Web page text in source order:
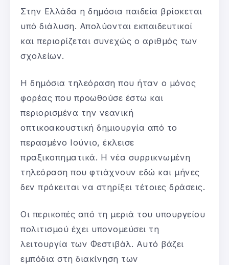
Στην Ελλάδα η δημόσια παιδεία βρίσκεται
υπό διάλυση. Απολύονται εκπαιδευτικοί
και περιορίζεται συνεχώς ο αριθμός των
σχολείων.
Η δημόσια τηλεόραση που ήταν ο μόνος
φορέας που προωθούσε έστω και
περιορισμένα την νεανική
οπτικοακουστική δημιουργία από το
περασμένο Ιούνιο, έκλεισε
πραξικοπηματικά. Η νέα συρρικνωμένη
τηλεόραση που φτιάχνουν εδώ και μήνες
δεν πρόκειται να στηρίξει τέτοιες δράσεις.
Οι περικοπές από τη μεριά του υπουργείου
πολιτισμού έχει υπονομεύσει τη
λειτουργία των Φεστιβάλ. Αυτό βάζει
εμπόδια στη διακίνηση των